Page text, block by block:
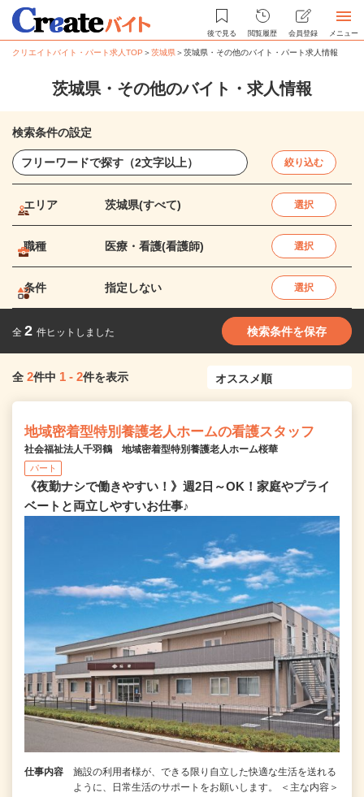
後で見る 閲覧履歴 会員登録 メニュー
クリエイトバイト・パート求人TOP ＞茨城県＞茨城県・その他のバイト・パート求人情報
茨城県・その他のバイト・求人情報
検索条件の設定
絞り込む
エリア 茨城県(すべて) 選択
職種 医療・看護(看護師) 選択
条件 指定しない 選択
全 2 件ヒットしました 検索条件を保存
全 2件中 1 - 2件を表示
地域密着型特別養護老人ホームの看護スタッフ
社会福祉法人千羽鶴 地域密着型特別養護老人ホーム桜華
パート
《夜勤ナシで働きやすい！》週2日～OK！家庭やプライ
ベートと両立しやすいお仕事♪
仕事内容
施設の利用者様が、できる限り自立した快適な生活を送れる
ように、日常生活のサポートをお願いします。 ＜主な内容＞